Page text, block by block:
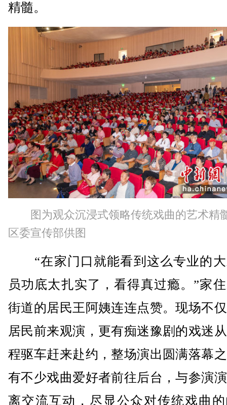
精髓。
图为观众沉浸式领略传统戏曲的艺术精
区委宣传部供图
“在家门口就能看到这么专业的大
员功底太扎实了，看得真过瘾。”家
街道的居民王阿姨连连点赞。现场不
居民前来观演，更有痴迷豫剧的戏迷
程驱车赶来赴约，整场演出圆满落幕
有不少戏曲爱好者前往后台，与参演
离交流互动，尽显公众对传统戏曲